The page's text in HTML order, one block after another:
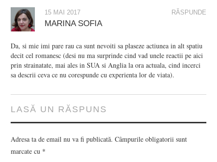
RĂSPUNDE
15 MAI 2017
MARINA SOFIA
Da, si mie imi pare rau ca sunt nevoiti sa plaseze actiunea in alt spatiu
decit cel romanesc (desi nu ma surprinde cind vad unele reactii pe aici
prin strainatate, mai ales in SUA si Anglia la ora actuala, cind incerci
sa descrii ceva ce nu corespunde cu experienta lor de viata).
LASĂ UN RĂSPUNS
Adresa ta de email nu va fi publicată. Câmpurile obligatorii sunt
marcate cu *